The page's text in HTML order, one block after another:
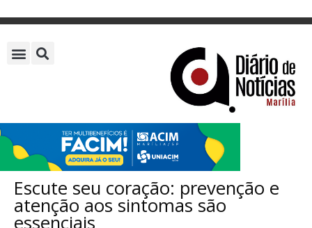
Escute seu coração: prevenção e
atenção aos sintomas são
essenciais